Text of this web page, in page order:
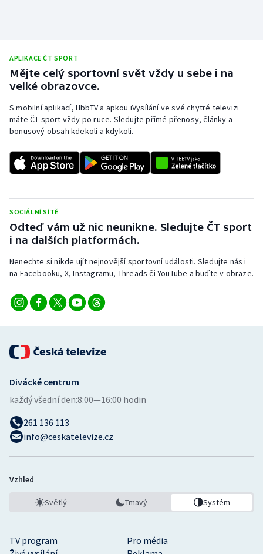
APLIKACE ČT SPORT
Mějte celý sportovní svět vždy u sebe i na
velké obrazovce.
S mobilní aplikací, HbbTV a apkou iVysílání ve své chytré televizi
máte ČT sport vždy po ruce. Sledujte přímé přenosy, články a
bonusový obsah kdekoli a kdykoli.
SOCIÁLNÍ SÍTĚ
Odteď vám už nic neunikne. Sledujte ČT sport
i na dalších platformách.
Nenechte si nikde ujít nejnovější sportovní události. Sledujte nás i
na Facebooku, X, Instagramu, Threads či YouTube a buďte v obraze.
TV program
Pro média
Divácké centrum
každý všední den:8:00—16:00 hodin
261 136 113
info@ceskatelevize.cz
Vzhled
Světlý Tmavý Systém